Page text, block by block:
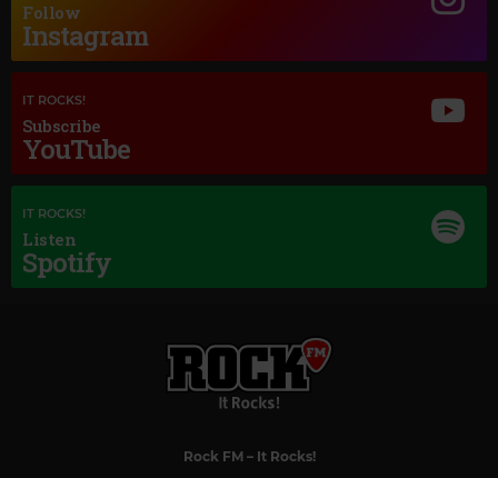
Follow
Instagram
IT ROCKS!
Subscribe
YouTube
IT ROCKS!
Listen
Spotify
Rock FM– It Rocks!